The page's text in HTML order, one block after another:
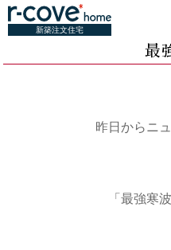
新築注文住宅
最
昨日からニ
「最強寒